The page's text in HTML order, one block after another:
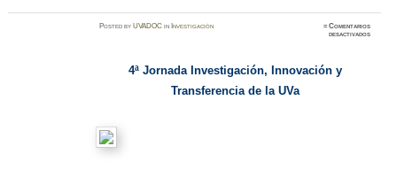
PostedbyUVADOC in Investigación ≈Comentarios
desactivadosen
4ª Jornada Investigación, Innovación y
Transferencia de la UVa